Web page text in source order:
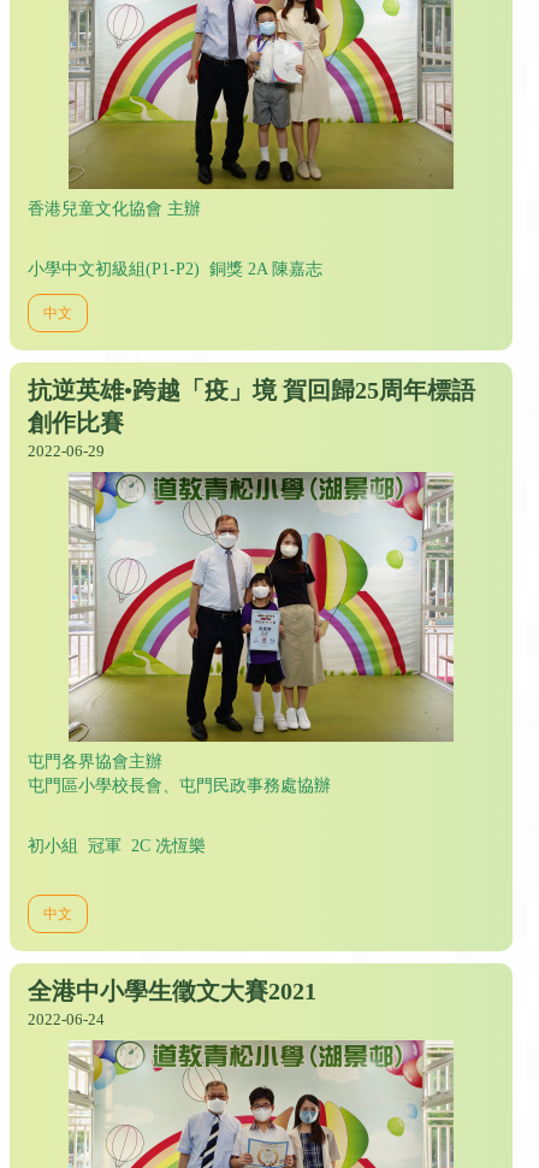
香港兒童文化協會 主辦
小學中文初級組(P1-P2) 銅獎 2A 陳嘉志
中文
抗逆英雄•跨越「疫」境 賀回歸25周年標語
創作比賽
2022-06-29
屯門各界協會主辦
屯門區小學校長會、屯門民政事務處協辦
初小組 冠軍 2C 冼恆樂
中文
全港中小學生徵文大賽2021
2022-06-24